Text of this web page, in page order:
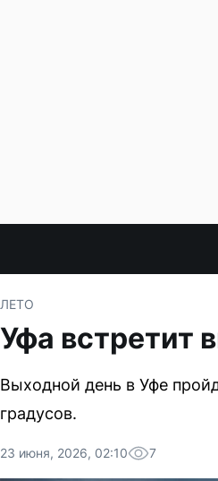
ЛЕТО
Уфа встретит
Выходной день в Уфе
градусов.
23 июня, 2026, 02:10 7